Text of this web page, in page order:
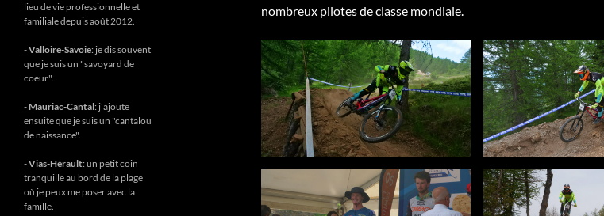
nombreux pilotes de classe mondiale.
lieu de vie professionnelle et
familiale depuis août 2012.
-Valloire-Savoie: je dis souvent
que je suis un "savoyard de
coeur".
- Mauriac-Cantal: j'ajoute
ensuite que je suis un "cantalou
de naissance".
-Vias-Hérault: un petit coin
tranquille au bord de la plage
où je peux me poser avec la
famille.